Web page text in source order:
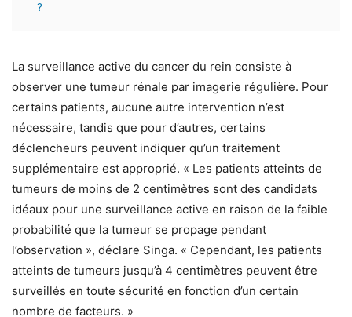
?
La surveillance active du cancer du rein consiste à
observer une tumeur rénale par imagerie régulière. Pour
certains patients, aucune autre intervention n’est
nécessaire, tandis que pour d’autres, certains
déclencheurs peuvent indiquer qu’un traitement
supplémentaire est approprié. « Les patients atteints de
tumeurs de moins de 2 centimètres sont des candidats
idéaux pour une surveillance active en raison de la faible
probabilité que la tumeur se propage pendant
l’observation », déclare Singa. « Cependant, les patients
atteints de tumeurs jusqu’à 4 centimètres peuvent être
surveillés en toute sécurité en fonction d’un certain
nombre de facteurs. »